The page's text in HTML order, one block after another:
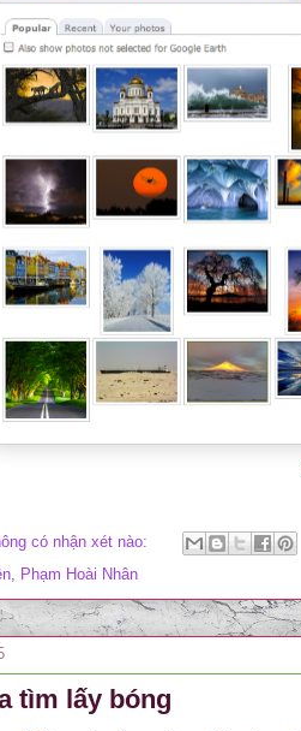
có nhận xét nào:
Phạm Hoài Nhân
tìm lấy bóng